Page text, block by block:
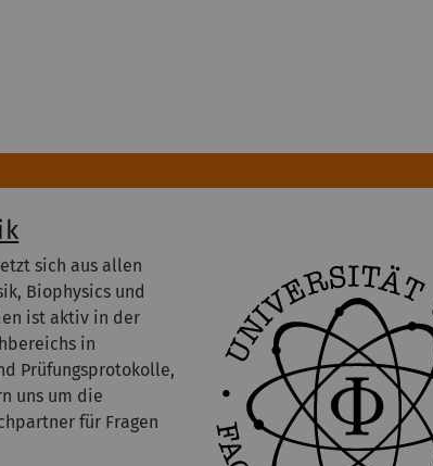
sich aus allen
Biophysics und
ist aktiv in der
in
Prüfungsprotokolle,
uns um die
für Fragen